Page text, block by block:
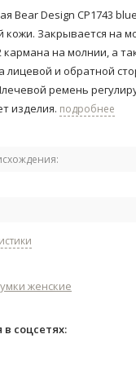
Bear Design CP1743
кожи. Закрывается на
кармана на молнии, а
лицевой и обратной
ремень
изделия. подробнее
женские
соцсетях: